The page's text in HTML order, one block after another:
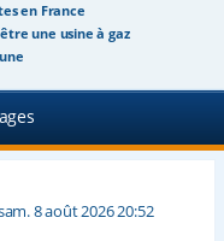
en France
une usine à gaz
8 août 2026 20:52